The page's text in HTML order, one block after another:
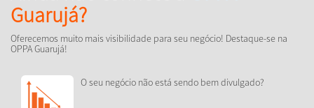
Guarujá?
Oferecemos muito mais visibilidade para seu negócio! Destaque-se na
OPPA Guarujá!
O seu negócio não está sendo bem divulgado?